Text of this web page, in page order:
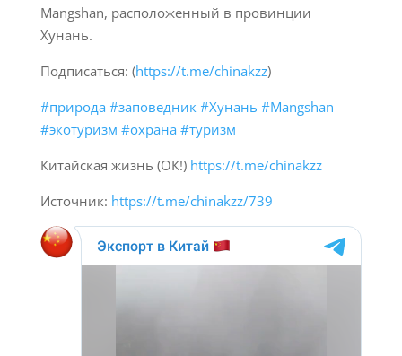
Mangshan, расположенный в провинции
Хунань.
Подписаться: (https://t.me/chinakzz)
#природа #заповедник #Хунань #Mangshan
#экотуризм #охрана #туризм
Китайская жизнь (ОК!) https://t.me/chinakzz
Источник: https://t.me/chinakzz/739